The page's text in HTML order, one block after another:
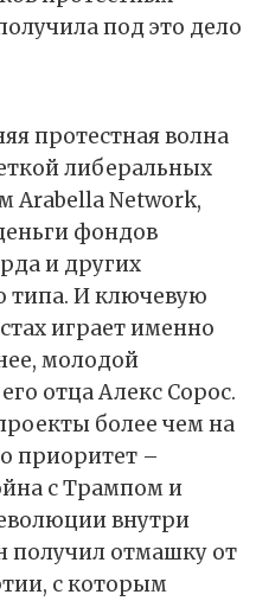
под это дело
протестная волна
либеральных
Arabella Network,
фондов
и других
типа. И ключевую
играет именно
молодой
отца Алекс Сорос.
более чем на
приоритет –
с Трампом и
внутри
получил отмашку от
с которым